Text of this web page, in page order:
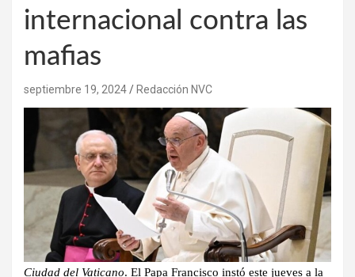
internacional contra las
mafias
septiembre 19, 2024 Redacción NVC
Ciudad del Vaticano. El Papa Francisco instó este jueves a la